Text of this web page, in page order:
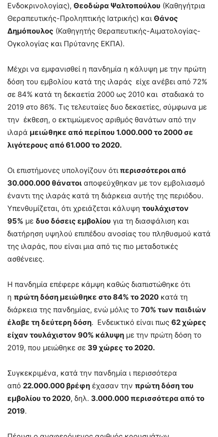
Ενδοκρινολογίας), Θεοδώρα Ψαλτοπούλου (Καθηγήτρια
Θεραπευτικής-Προληπτικής Ιατρικής) και Θάνος
Δημόπουλος (Καθηγητής Θεραπευτικής-Αιματολογίας-
Ογκολογίας και Πρύτανης ΕΚΠΑ).
Μέχρι να εμφανισθεί η πανδημία η κάλυψη με την πρώτη
δόση του εμβολίου κατά της ιλαράς είχε ανέβει από 72%
σε 84% κατά τη δεκαετία 2000 ως 2010 και σταδιακά το
2019 στο 86%. Τις τελευταίες δυο δεκαετίες, σύμφωνα με
την έκθεση, ο εκτιμώμενος αριθμός θανάτων από την
ιλαρά μειώθηκε από περίπου 1.000.000 το 2000 σε
λιγότερους από 61.000 το 2020.
Οι επιστήμονες υπολογίζουν ότι περισσότεροι από
30.000.000 θάνατοι αποφεύχθηκαν με τον εμβολιασμό
έναντι της ιλαράς κατά τη διάρκεια αυτής της περιόδου.
Υπενθυμίζεται, ότι χρειάζεται κάλυψη τουλάχιστον
95% με δυο δόσεις εμβολίου για τη διασφάλιση και
διατήρηση υψηλού επιπέδου ανοσίας του πληθυσμού κατά
της ιλαράς, που είναι μια από τις πιο μεταδοτικές
ασθένειες.
Η πανδημία επέφερε κάμψη καθώς διαπιστώθηκε ότι
η πρώτη δόση μειώθηκε στο 84% το 2020 κατά τη
διάρκεια της πανδημίας, ενώ μόλις το 70% των παιδιών
έλαβε τη δεύτερη δόση. Ενδεικτικό είναι πως 62 χώρες
είχαν τουλάχιστον 90% κάλυψη με την πρώτη δόση το
2019, που μειώθηκε σε 39 χώρες το 2020.
Συγκεκριμένα, κατά την πανδημία ι περισσότερα
από 22.000.000 βρέφη έχασαν την πρώτη δόση του
εμβολίου το 2020, δηλ. 3.000.000 περισσότερα από το
2019.